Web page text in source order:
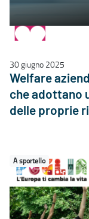
30 giugno 2025
Welfare
che adottano
delle proprie
A sportello